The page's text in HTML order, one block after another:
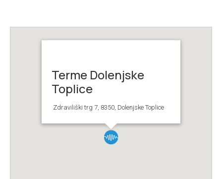
Terme Dolenjske
Toplice
Zdraviliški trg 7, 8350, Dolenjske Toplice